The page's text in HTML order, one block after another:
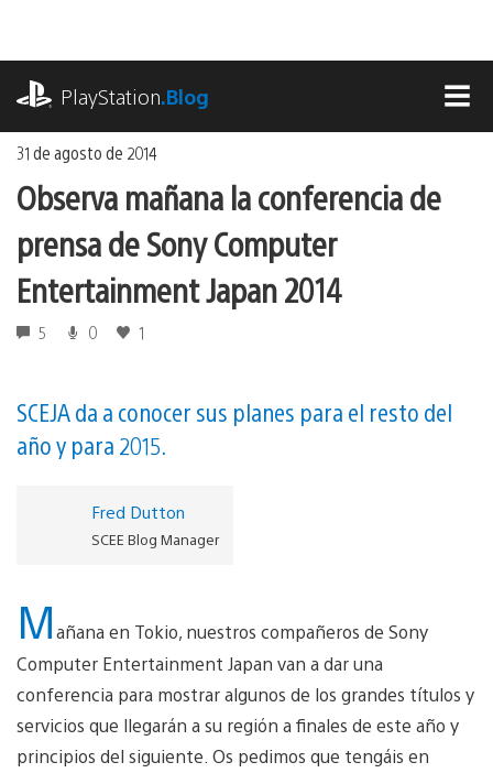
contenido
PlayStation.Blog
31 de agosto de 2014
Observa mañana la conferencia de
prensa de Sony Computer
Entertainment Japan 2014
5 0 1
SCEJA da a conocer sus planes para el resto del
año y para 2015.
Fred Dutton
SCEE Blog Manager
Mañana en Tokio, nuestros compañeros de Sony
Computer Entertainment Japan van a dar una
conferencia para mostrar algunos de los grandes títulos y
servicios que llegarán a su región a finales de este año y
principios del siguiente. Os pedimos que tengáis en